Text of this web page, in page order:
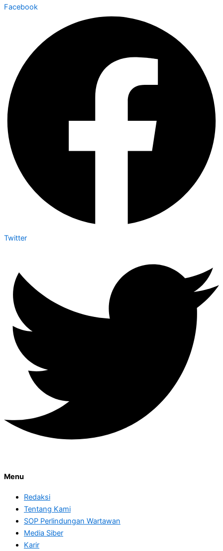
Facebook
Twitter
Menu
Redaksi
Tentang Kami
SOP Perlindungan Wartawan
Media Siber
Karir